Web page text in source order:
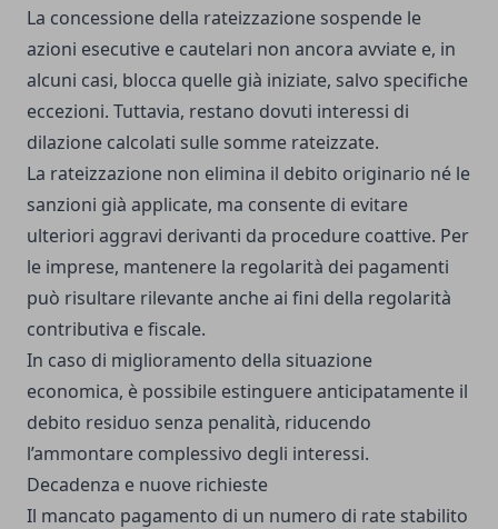
La concessione della rateizzazione sospende le
azioni esecutive e cautelari non ancora avviate e, in
alcuni casi, blocca quelle già iniziate, salvo specifiche
eccezioni. Tuttavia, restano dovuti interessi di
dilazione calcolati sulle somme rateizzate.
La rateizzazione non elimina il debito originario né le
sanzioni già applicate, ma consente di evitare
ulteriori aggravi derivanti da procedure coattive. Per
le imprese, mantenere la regolarità dei pagamenti
può risultare rilevante anche ai fini della regolarità
contributiva e fiscale.
In caso di miglioramento della situazione
economica, è possibile estinguere anticipatamente il
debito residuo senza penalità, riducendo
l’ammontare complessivo degli interessi.
Decadenza e nuove richieste
Il mancato pagamento di un numero di rate stabilito